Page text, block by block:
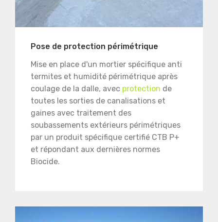
Pose de protection périmétrique
Mise en place d'un mortier spécifique anti
termites et humidité périmétrique après
coulage de la dalle, avec protection de
toutes les sorties de canalisations et
gaines avec traitement des
soubassements extérieurs périmétriques
par un produit spécifique certifié CTB P+
et répondant aux dernières normes
Biocide.